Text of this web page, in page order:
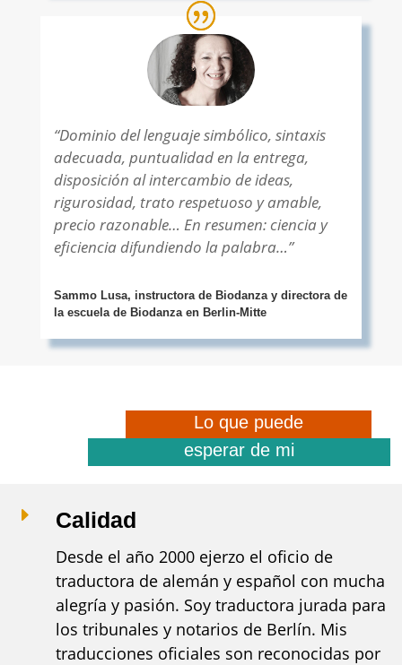
“Dominio del lenguaje simbólico, sintaxis
adecuada, puntualidad en la entrega,
disposición al intercambio de ideas,
rigurosidad, trato respetuoso y amable,
precio razonable… En resumen: ciencia y
eficiencia difundiendo la palabra…”
Sammo Lusa, instructora de Biodanza y directora de
la escuela de Biodanza en Berlin-Mitte
Lo que puede
esperar de mi
E Calidad
Desde el año 2000 ejerzo el oficio de
traductora de alemán y español con mucha
alegría y pasión. Soy traductora jurada para
los tribunales y notarios de Berlín. Mis
traducciones oficiales son reconocidas por